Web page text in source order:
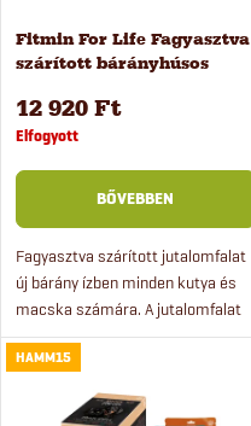
e
k
r
e
n
d
é
k
e
k
l
i
s
Fitmin For Life Fagyasztva
szárított bárányhúsos
macskáknak 10 db
12 920 Ft
Elfogyott
BŐVEBBEN
Fagyasztva szárított jutalomfalat
új bárány ízben minden kutya és
macska számára. A jutalomfalat
100% húst tartalmaz,
gabonamentes és
színezékmentes. A csomag 10
darab 30 g-os...
HAMM15